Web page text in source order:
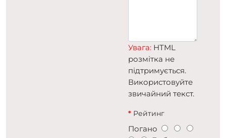
Увага: HTML
розмітка не
підтримується.
Використовуйте
звичайний текст.
Рейтинг
Погано